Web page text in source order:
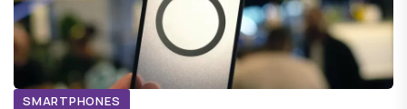
SMARTPHONES